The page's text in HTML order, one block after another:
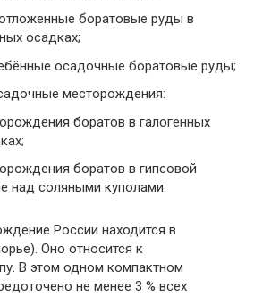
боратовые руды в
осадках;
осадочные боратовые руды;
месторождения:
боратов в галогенных
боратов в гипсовой
над соляными куполами.
России находится в
Оно относится к
В этом одном компактном
не менее 3 % всех